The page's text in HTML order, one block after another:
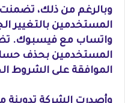
وبالرغم من ذلك، تضمنت
المستخدمين بالتغيير
واتساب مع فيسبوك.
المستخدمين بحذف
الموافقة على الشروط